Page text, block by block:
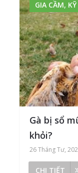
GIA CẦM,
Gà bị sổ
khỏi?
26 Tháng Tư,
CHI TIẾT